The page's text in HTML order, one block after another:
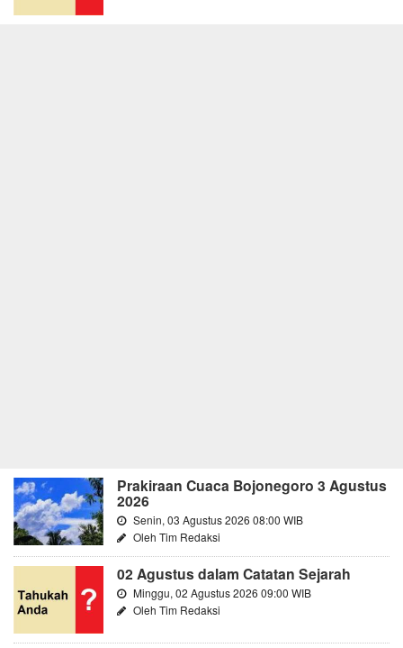
Prakiraan Cuaca Bojonegoro 3 Agustus
2026
Senin, 03 Agustus 2026 08:00 WIB
Oleh Tim Redaksi
02 Agustus dalam Catatan Sejarah
Minggu, 02 Agustus 2026 09:00 WIB
Oleh Tim Redaksi